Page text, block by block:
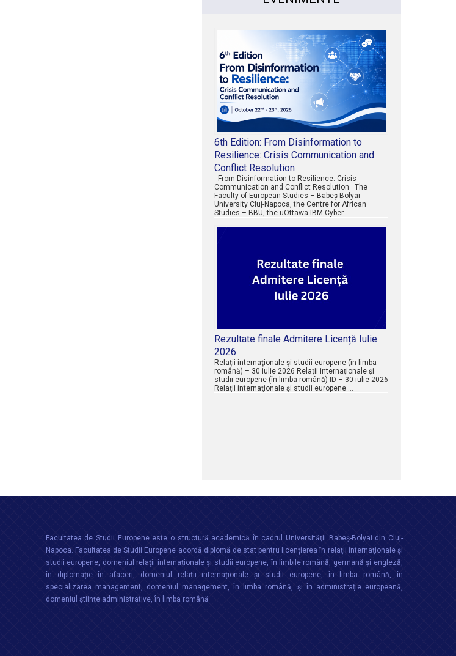
6th Edition: From Disinformation to
Resilience: Crisis Communication and
Conflict Resolution
From Disinformation to Resilience: Crisis
Communication and Conflict Resolution The
Faculty of European Studies – Babeș-Bolyai
University Cluj-Napoca, the Centre for African
Studies – BBU, the uOttawa-IBM Cyber …
Rezultate finale Admitere Licență Iulie
2026
Relaţii internaţionale şi studii europene (în limba
română) – 30 iulie 2026 Relaţii internaţionale şi
studii europene (în limba română) ID – 30 iulie 2026
Relaţii internaţionale şi studii europene …
Facultatea de Studii Europene este o structură academică în cadrul Universităţii Babeș-Bolyai din Cluj-
Napoca. Facultatea de Studii Europene acordă diplomă de stat pentru licențierea în relaţii internaţionale şi
studii europene, domeniul relații internaționale şi studii europene, în limbile română, germană și engleză,
în diplomație în afaceri, domeniul relații internaționale și studii europene, în limba română, în
specializarea management, domeniul management, în limba română, și în administrație europeană,
domeniul științe administrative, în limba română